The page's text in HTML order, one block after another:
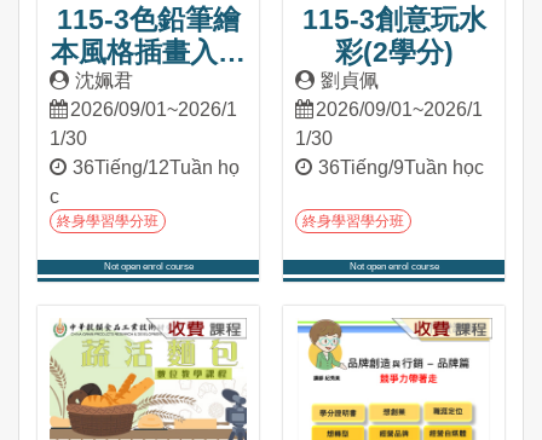
115-3色鉛筆繪
本風格插畫入門
(2學分)
沈姵君
2026/09/01~2026/1
1/30
36Tiếng/12Tuần họ
c
終身學習學分班
Not open enrol course
115-3創意玩水
彩(2學分)
劉貞佩
2026/09/01~2026/1
1/30
36Tiếng/9Tuần học
終身學習學分班
Not open enrol course